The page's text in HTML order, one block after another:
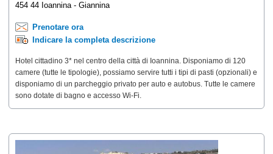
454 44 Ioannina - Giannina
Prenotare ora
Indicare la completa descrizione
Hotel cittadino 3* nel centro della città di Ioannina. Disponiamo di 120
camere (tutte le tipologie), possiamo servire tutti i tipi di pasti (opzionali) e
disponiamo di un parcheggio privato per auto e autobus. Tutte le camere
sono dotate di bagno e accesso Wi-Fi.